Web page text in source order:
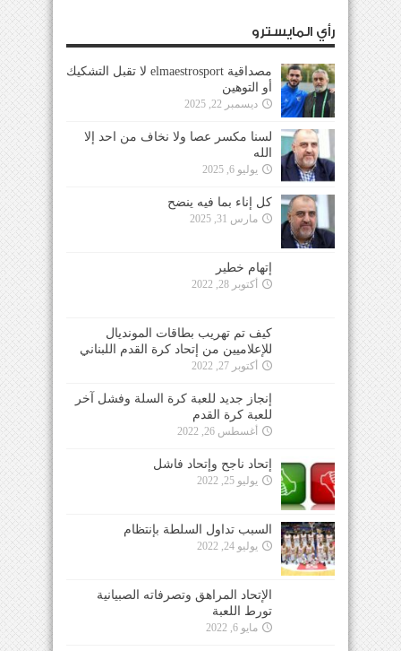
رأي المايسترو
مصداقية elmaestrosport لا تقبل التشكيك
أو التوهين
ديسمبر 22, 2025
لسنا مكسر عصا ولا نخاف من احد إلا
الله
يوليو 6, 2025
كل إناء بما فيه ينضح
مارس 31, 2025
إتهام خطير
أكتوبر 28, 2022
كيف تم تهريب بطاقات المونديال
للإعلاميين من إتحاد كرة القدم اللبناني
أكتوبر 27, 2022
إنجاز جديد للعبة كرة السلة وفشل آخر
للعبة كرة القدم
أغسطس 26, 2022
إتحاد ناجح وإتحاد فاشل
يوليو 25, 2022
السبب تداول السلطة بإنتظام
يوليو 24, 2022
الإتحاد المراهق وتصرفاته الصبيانية
تورط اللعبة
مايو 6, 2022